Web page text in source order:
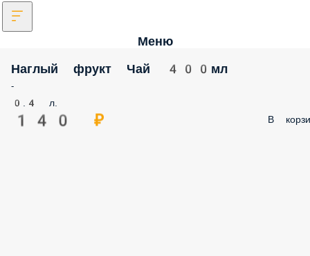
Меню
Наглый фрукт Чай 400мл
-
0.4 л.
140 ₽ В